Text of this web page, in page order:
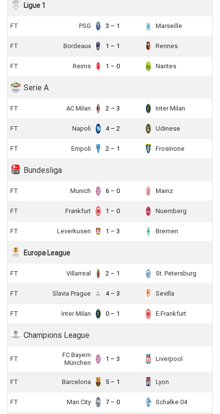
Ligue 1
FT PSG 3 – 1 Marseille
FT Bordeaux 1 – 1 Rennes
FT Reims 1 – 0 Nantes
Serie A
FT AC Milan 2 – 3 Inter Milan
FT Napoli 4 – 2 Udinese
FT Empoli 2 – 1 Frosinone
Bundesliga
FT Munich 6 – 0 Mainz
FT Frankfurt 1 – 0 Nuernberg
FT Leverkusen 1 – 3 Bremen
Europa League
FT Villarreal 2 – 1 St. Petersburg
FT Slavia Prague 4 – 3 Sevilla
FT Inter Milan 0 – 1 E.Frankfurt
Champions League
FT
FC Bayern
München
1 – 3 Liverpool
FT Barcelona 5 – 1 Lyon
FT Man City 7 – 0 Schalke 04